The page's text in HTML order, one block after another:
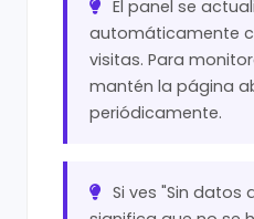
El panel se
automáticamente
visitas. Para
mantén la página
periódicamente.
Si ves "Sin datos